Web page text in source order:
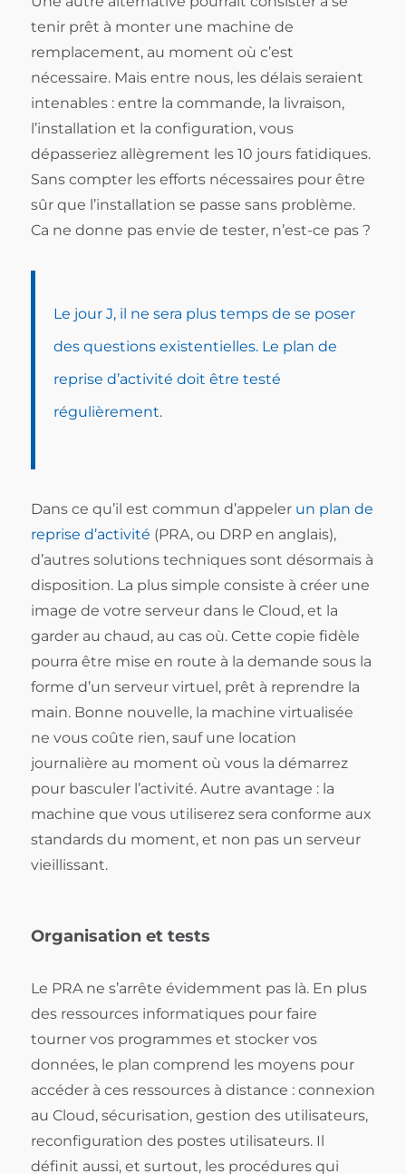
tenir prêt à monter une machine de
remplacement, au moment où c’est
nécessaire. Mais entre nous, les délais seraient
intenables : entre la commande, la livraison,
l’installation et la configuration, vous
dépasseriez allègrement les 10 jours fatidiques.
Sans compter les efforts nécessaires pour être
sûr que l’installation se passe sans problème.
Ca ne donne pas envie de tester, n’est-ce pas ?
Le jour J, il ne sera plus temps de se poser
des questions existentielles. Le plan de
reprise d’activité doit être testé
régulièrement.
Dans ce qu’il est commun d’appeler un plan de
reprise d’activité (PRA, ou DRP en anglais),
d’autres solutions techniques sont désormais à
disposition. La plus simple consiste à créer une
image de votre serveur dans le Cloud, et la
garder au chaud, au cas où. Cette copie fidèle
pourra être mise en route à la demande sous la
forme d’un serveur virtuel, prêt à reprendre la
main. Bonne nouvelle, la machine virtualisée
ne vous coûte rien, sauf une location
journalière au moment où vous la démarrez
pour basculer l’activité. Autre avantage : la
machine que vous utiliserez sera conforme aux
standards du moment, et non pas un serveur
vieillissant.
Organisation et tests
Le PRA ne s’arrête évidemment pas là. En plus
des ressources informatiques pour faire
tourner vos programmes et stocker vos
données, le plan comprend les moyens pour
accéder à ces ressources à distance : connexion
au Cloud, sécurisation, gestion des utilisateurs,
reconfiguration des postes utilisateurs. Il
définit aussi, et surtout, les procédures qui